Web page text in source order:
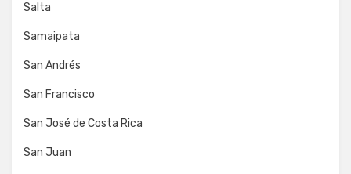
Salta
Samaipata
San Andrés
San Francisco
San José de Costa Rica
San Juan